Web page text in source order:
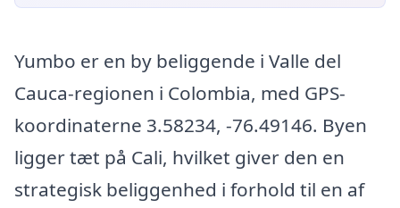
Yumbo er en by beliggende i Valle del
Cauca-regionen i Colombia, med GPS-
koordinaterne 3.58234, -76.49146. Byen
ligger tæt på Cali, hvilket giver den en
strategisk beliggenhed i forhold til en af